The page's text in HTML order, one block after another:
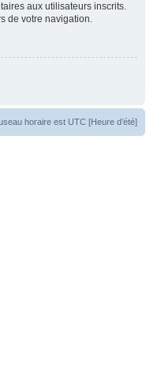
aux utilisateurs inscrits.
de votre navigation.
horaire est UTC [Heure d’été]